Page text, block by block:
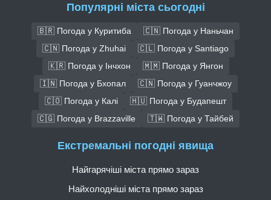
Популярні міста сьогодні
🇧🇷 Погода у Куритиба
🇨🇳 Погода у Наньчан
🇨🇳 Погода у Zhuhai
🇨🇱 Погода у Santiago
🇰🇷 Погода у Інчхон
🇲🇲 Погода у Янгон
🇮🇳 Погода у Бхопал
🇨🇳 Погода у Гуанчжоу
🇨🇴 Погода у Калі
🇭🇺 Погода у Будапешт
🇨🇬 Погода у Brazzaville
🇹🇼 Погода у Тайбей
Екстремальні погодні явища
Найгарячіші міста прямо зараз
Найхолодніші міста прямо зараз